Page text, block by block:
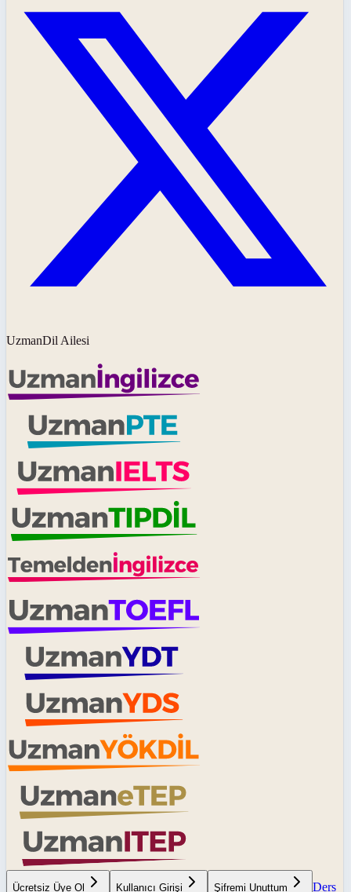
UzmanDil Ailesi
Ücretsiz Üye Ol Kullanıcı Girişi Şifremi Unuttum
Ders